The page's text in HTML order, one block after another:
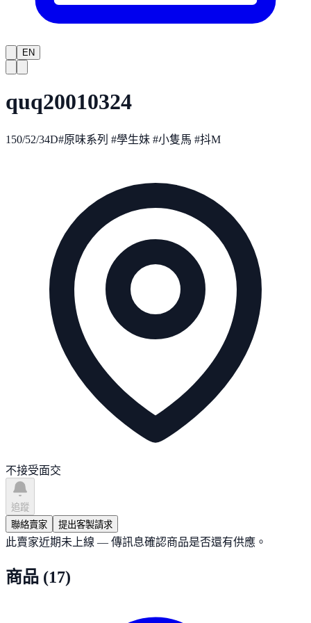
EN
quq20010324
150/52/34D#原味系列 #學生妹 #小隻馬 #抖M
不接受面交
追蹤
聯絡賣家
提出客製請求
此賣家近期未上線 — 傳訊息確認商品是否還有供應。
商品 (17)